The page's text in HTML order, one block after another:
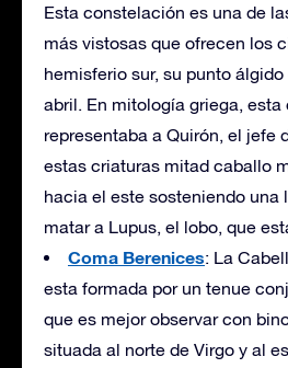
Esta constelación es una de
más vistosas que ofrecen los
hemisferio sur, su punto
abril. En mitología griega,
representaba a Quirón, el jefe
estas criaturas mitad caballo
hacia el este sosteniendo una
matar a Lupus, el lobo, que
Coma Berenices: La
esta formada por un tenue
que es mejor observar con
situada al norte de Virgo y al